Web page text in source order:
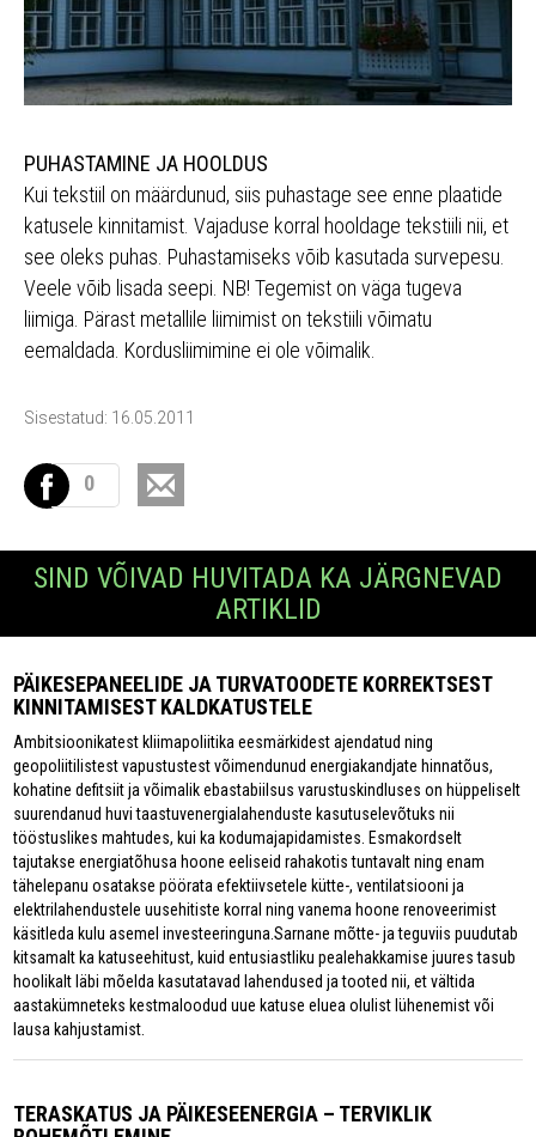
PUHASTAMINE JA HOOLDUS
Kui tekstiil on määrdunud, siis puhastage see enne plaatide
katusele kinnitamist. Vajaduse korral hooldage tekstiili nii, et
see oleks puhas. Puhastamiseks võib kasutada survepesu.
Veele võib lisada seepi. NB! Tegemist on väga tugeva
liimiga. Pärast metallile liimimist on tekstiili võimatu
eemaldada. Kordusliimimine ei ole võimalik.
Sisestatud: 16.05.2011
0
SIND VÕIVAD HUVITADA KA JÄRGNEVAD
ARTIKLID
PÄIKESEPANEELIDE JA TURVATOODETE KORREKTSEST
KINNITAMISEST KALDKATUSTELE
Ambitsioonikatest kliimapoliitika eesmärkidest ajendatud ning
geopoliitilistest vapustustest võimendunud energiakandjate hinnatõus,
kohatine defitsiit ja võimalik ebastabiilsus varustuskindluses on hüppeliselt
suurendanud huvi taastuvenergialahenduste kasutuselevõtuks nii
tööstuslikes mahtudes, kui ka kodumajapidamistes. Esmakordselt
tajutakse energiatõhusa hoone eeliseid rahakotis tuntavalt ning enam
tähelepanu osatakse pöörata efektiivsetele kütte-, ventilatsiooni ja
elektrilahendustele uusehitiste korral ning vanema hoone renoveerimist
käsitleda kulu asemel investeeringuna.Sarnane mõtte- ja teguviis puudutab
kitsamalt ka katuseehitust, kuid entusiastliku pealehakkamise juures tasub
hoolikalt läbi mõelda kasutatavad lahendused ja tooted nii, et vältida
aastakümneteks kestmaloodud uue katuse eluea olulist lühenemist või
lausa kahjustamist.
TERASKATUS JA PÄIKESEENERGIA – TERVIKLIK